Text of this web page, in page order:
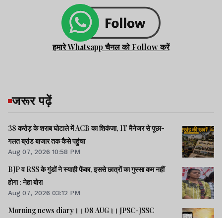
हमारे Whatsapp चैनल को Follow करें
जरूर पढ़ें
38 करोड़ के शराब घोटाले में ACB का शिकंजा, IT मैनेजर से पूछा-
गलत ब्रांड बाजार तक कैसे पहुंचा
Aug 07, 2026 10:58 PM
BJP व RSS के गुंडों ने स्याही फेंका, इससे छात्रों का गुस्सा कम नहीं
होगा : नेहा बोरा
Aug 07, 2026 03:12 PM
Morning news diary।। 08 AUG।। JPSC-JSSC